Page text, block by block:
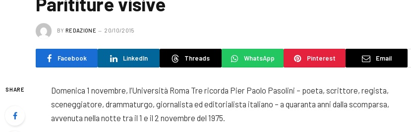
BY REDAZIONE 20/10/2015
Facebook LinkedIn Threads WhatsApp Pinterest Email
SHARE
Domenica 1 novembre, l’Università Roma Tre ricorda Pier Paolo Pasolini – poeta, scrittore, regista,
sceneggiatore, drammaturgo, giornalista ed editorialista italiano – a quaranta anni dalla scomparsa,
avvenuta nella notte tra il 1 e il 2 novembre del 1975.